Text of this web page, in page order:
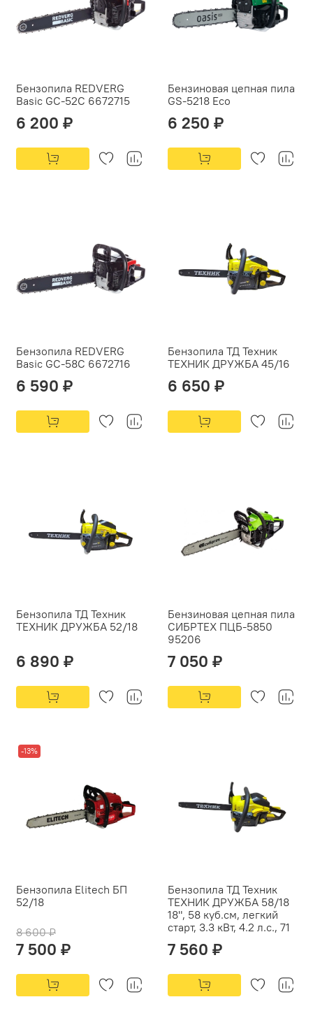
Бензопила REDVERG
Basic GC-52C 6672715
6 200 ₽
Бензиновая цепная пила
GS-5218 Eco
6 250 ₽
Бензопила REDVERG
Basic GC-58C 6672716
6 590 ₽
Бензопила ТД Техник
ТЕХНИК ДРУЖБА 45/16
6 650 ₽
Бензопила ТД Техник
ТЕХНИК ДРУЖБА 52/18
6 890 ₽
Бензиновая цепная пила
СИБРТЕХ ПЦБ-5850
95206
7 050 ₽
-13%
Бензопила Elitech БП
52/18
8 600 ₽
7 500 ₽
Бензопила ТД Техник
ТЕХНИК ДРУЖБА 58/18
18", 58 куб.см, легкий
старт, 3.3 кВт, 4.2 л.с., 71
7 560 ₽